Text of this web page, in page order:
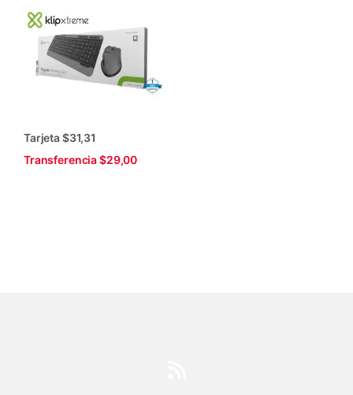
Tarjeta $31,31
Transferencia $29,00